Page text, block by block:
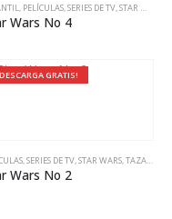
PELÍCULAS SERIES DE TV STAR WARS
Wars No 4
DESCARGA GRATIS!
,SERIES DE TV,STAR WARS,TAZAS/MUGS
Wars No 2